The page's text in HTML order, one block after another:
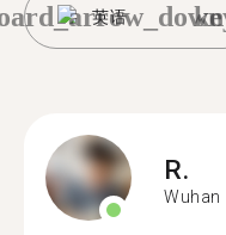
英语
R.
Wuhan